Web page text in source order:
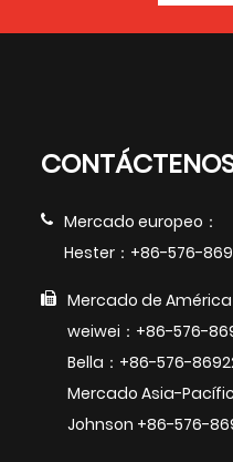
Mercado europeo：
Hester：+86-576-
Mercado de América
weiwei：+86-576-
Bella：+86-576-
Mercado Asia-
Johnson +86-576-